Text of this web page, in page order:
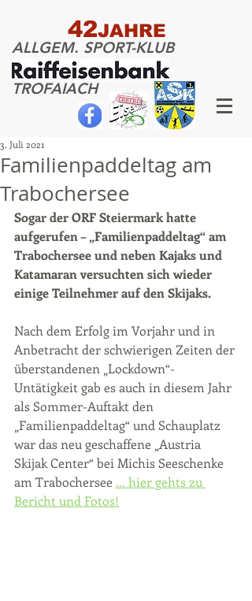
42JAHRE
ALLGEM. SPORT-KLUB
TROFAIACH
Familienpaddeltag am
Trabochersee
3. Juli 2021
Sogar der ORF Steiermark hatte
aufgerufen – „Familienpaddeltag“ am
Trabochersee und neben Kajaks und
Katamaran versuchten sich wieder
einige Teilnehmer auf den Skijaks.
Nach dem Erfolg im Vorjahr und in
Anbetracht der schwierigen Zeiten der
überstandenen „Lockdown“-
Untätigkeit gab es auch in diesem Jahr
als Sommer-Auftakt den
„Familienpaddeltag“ und Schauplatz
war das neu geschaffene „Austria
Skijak Center“ bei Michis Seeschenke
am Trabochersee ... hier gehts zu
Bericht und Fotos!